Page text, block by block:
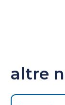
altre